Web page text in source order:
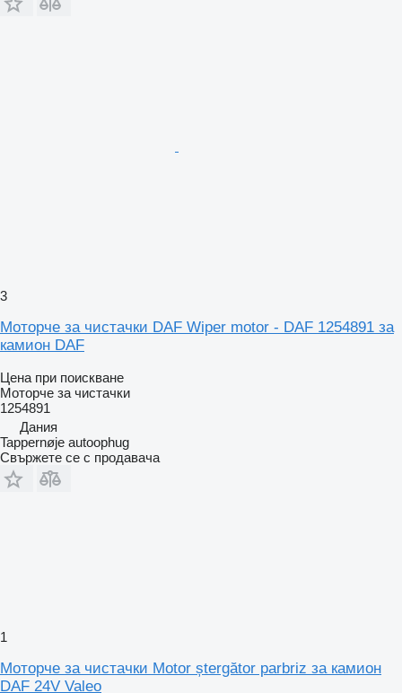
3
Моторче за чистачки DAF Wiper motor - DAF 1254891 за
камион DAF
Цена при поискване
Моторче за чистачки
1254891
Дания
Tappernøje autoophug
Свържете се с продавача
1
Моторче за чистачки Motor ștergător parbriz за камион
DAF 24V Valeo